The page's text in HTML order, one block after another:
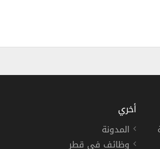
أخري
المدونة
وظائف في قطر